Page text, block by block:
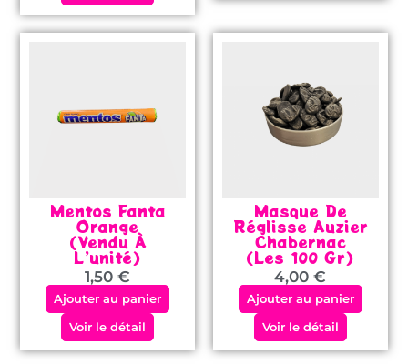
Mentos Fanta
Orange
(vendu À
L’unité)
1,50€
Ajouter au panier
Voir le détail
Masque De
Réglisse Auzier
Chabernac
(les 100 Gr)
4,00€
Ajouter au panier
Voir le détail